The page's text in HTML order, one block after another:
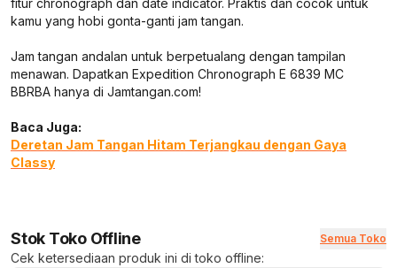
kamu yang hobi gonta-ganti jam tangan.
Jam tangan andalan untuk berpetualang dengan tampilan
menawan. Dapatkan Expedition Chronograph E 6839 MC
BBRBA hanya di Jamtangan.com!
Baca Juga:
Deretan Jam Tangan Hitam Terjangkau dengan Gaya
Classy
Stok Toko Offline Semua Toko
Cek ketersediaan produk ini di toko offline: